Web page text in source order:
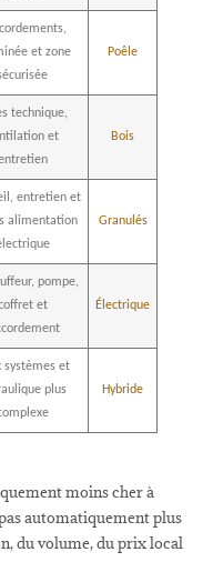
et zone
Poêle
technique,
et
Bois
entretien et
alimentation
Granulés
pompe,
et
Électrique
systèmes et
plus
Hybride
moins cher à
automatiquement plus
du volume, du prix local